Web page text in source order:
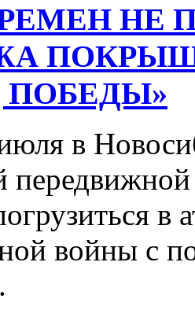
НЕ
ПОБЕДЫ»
в
войны с